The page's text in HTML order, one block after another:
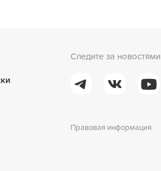
Следите за новостями
Правовая информация